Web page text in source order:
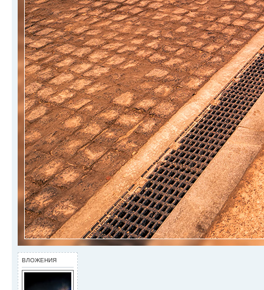
ВЛОЖЕНИЯ